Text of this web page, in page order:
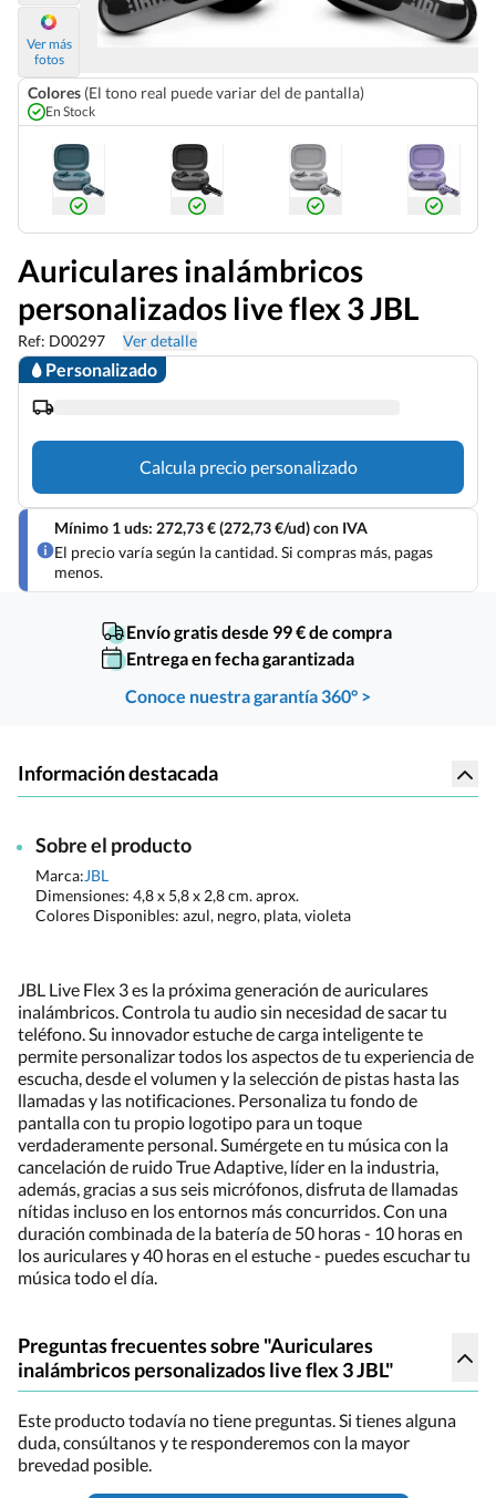
Ver más
fotos
Colores (El tono real puede variar del de pantalla)
En Stock
Auriculares inalámbricos
personalizados live flex 3 JBL
Ref: D00297 Ver detalle
Personalizado
Calcula precio personalizado
Mínimo 1 uds: 272,73 € (272,73 €/ud) con IVA
El precio varía según la cantidad. Si compras más, pagas
menos.
Envío gratis desde 99 € de compra
Entrega en fecha garantizada
Conoce nuestra garantía 360° >
Información destacada
Sobre el producto
Marca:JBL
Dimensiones: 4,8 x 5,8 x 2,8 cm. aprox.
Colores Disponibles: azul, negro, plata, violeta
JBL Live Flex 3 es la próxima generación de auriculares
inalámbricos. Controla tu audio sin necesidad de sacar tu
teléfono. Su innovador estuche de carga inteligente te
permite personalizar todos los aspectos de tu experiencia de
escucha, desde el volumen y la selección de pistas hasta las
llamadas y las notificaciones. Personaliza tu fondo de
pantalla con tu propio logotipo para un toque
verdaderamente personal. Sumérgete en tu música con la
cancelación de ruido True Adaptive, líder en la industria,
además, gracias a sus seis micrófonos, disfruta de llamadas
nítidas incluso en los entornos más concurridos. Con una
duración combinada de la batería de 50 horas - 10 horas en
los auriculares y 40 horas en el estuche - puedes escuchar tu
música todo el día.
Preguntas frecuentes sobre "Auriculares
inalámbricos personalizados live flex 3 JBL"
Este producto todavía no tiene preguntas. Si tienes alguna
duda, consúltanos y te responderemos con la mayor
brevedad posible.